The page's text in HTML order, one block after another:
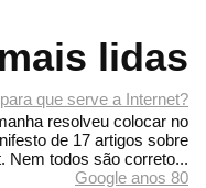
lidas
que serve a Internet?
resolveu colocar no
de 17 artigos sobre
Nem todos são correto...
Google anos 80